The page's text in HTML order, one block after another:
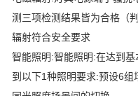
测三项检测结果皆为合格（
辐射符合安全要求
智能照明:智能照明:在达到
到以下1种照明要求:预设6